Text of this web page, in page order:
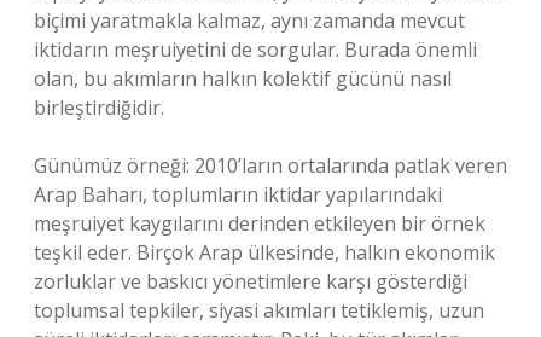
biçimi yaratmakla kalmaz, aynı zamanda mevcut
iktidarın meşruiyetini de sorgular. Burada önemli
olan, bu akımların halkın kolektif gücünü nasıl
birleştirdiğidir.
Günümüz örneği: 2010’ların ortalarında patlak veren
Arap Baharı, toplumların iktidar yapılarındaki
meşruiyet kaygılarını derinden etkileyen bir örnek
teşkil eder. Birçok Arap ülkesinde, halkın ekonomik
zorluklar ve baskıcı yönetimlere karşı gösterdiği
toplumsal tepkiler, siyasi akımları tetiklemiş, uzun